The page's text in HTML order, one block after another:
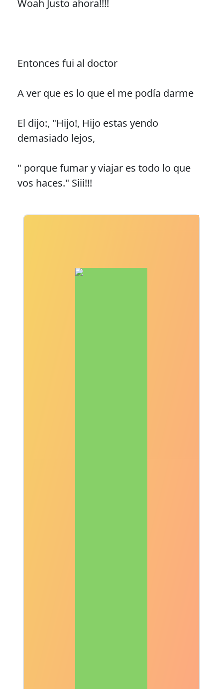
Woah Justo ahora!!!!
Entonces fui al doctor
A ver que es lo que el me podía darme
El dijo:, "Hijo!, Hijo estas yendo
demasiado lejos,
" porque fumar y viajar es todo lo que
vos haces." Siii!!!